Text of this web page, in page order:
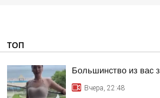
ТОП
Большинство из вас
Вчера, 22:48